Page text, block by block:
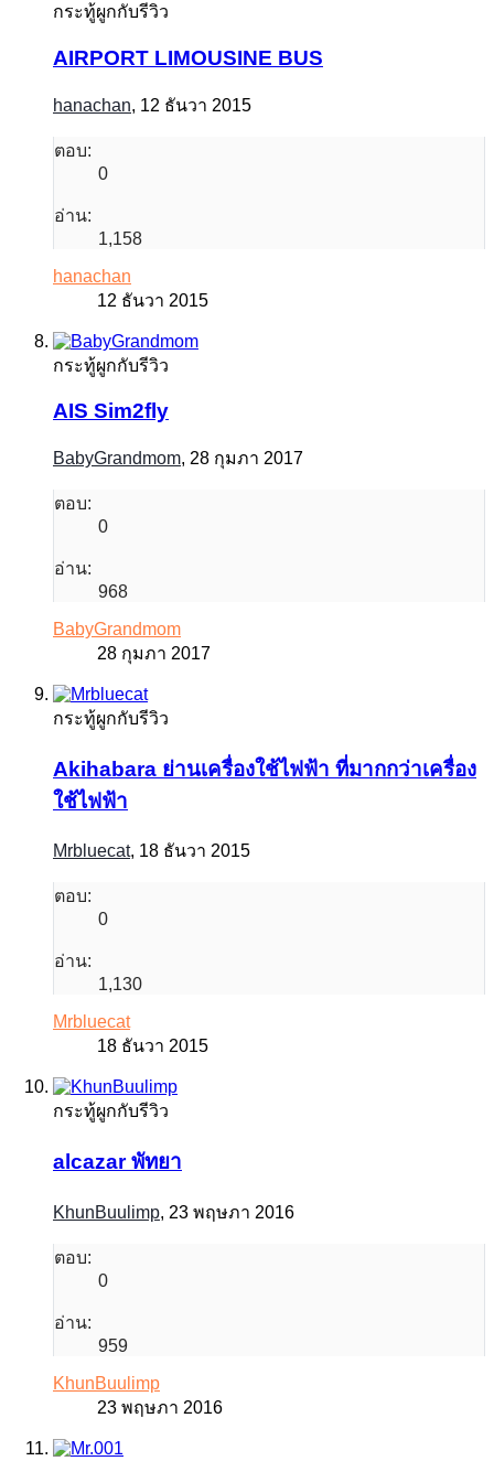
กระทู้ผูกกับรีวิว
AIRPORT LIMOUSINE BUS
hanachan, 12 ธันวา 2015
ตอบ:
0
อ่าน:
1,158
hanachan
12 ธันวา 2015
กระทู้ผูกกับรีวิว
AIS Sim2fly
BabyGrandmom, 28 กุมภา 2017
ตอบ:
0
อ่าน:
968
BabyGrandmom
28 กุมภา 2017
กระทู้ผูกกับรีวิว
Akihabara ย่านเครื่องใช้ไฟฟ้า ที่มากกว่าเครื่อง
ใช้ไฟฟ้า
Mrbluecat, 18 ธันวา 2015
ตอบ:
0
อ่าน:
1,130
Mrbluecat
18 ธันวา 2015
กระทู้ผูกกับรีวิว
alcazar พัทยา
KhunBuulimp, 23 พฤษภา 2016
ตอบ:
0
อ่าน:
959
KhunBuulimp
23 พฤษภา 2016